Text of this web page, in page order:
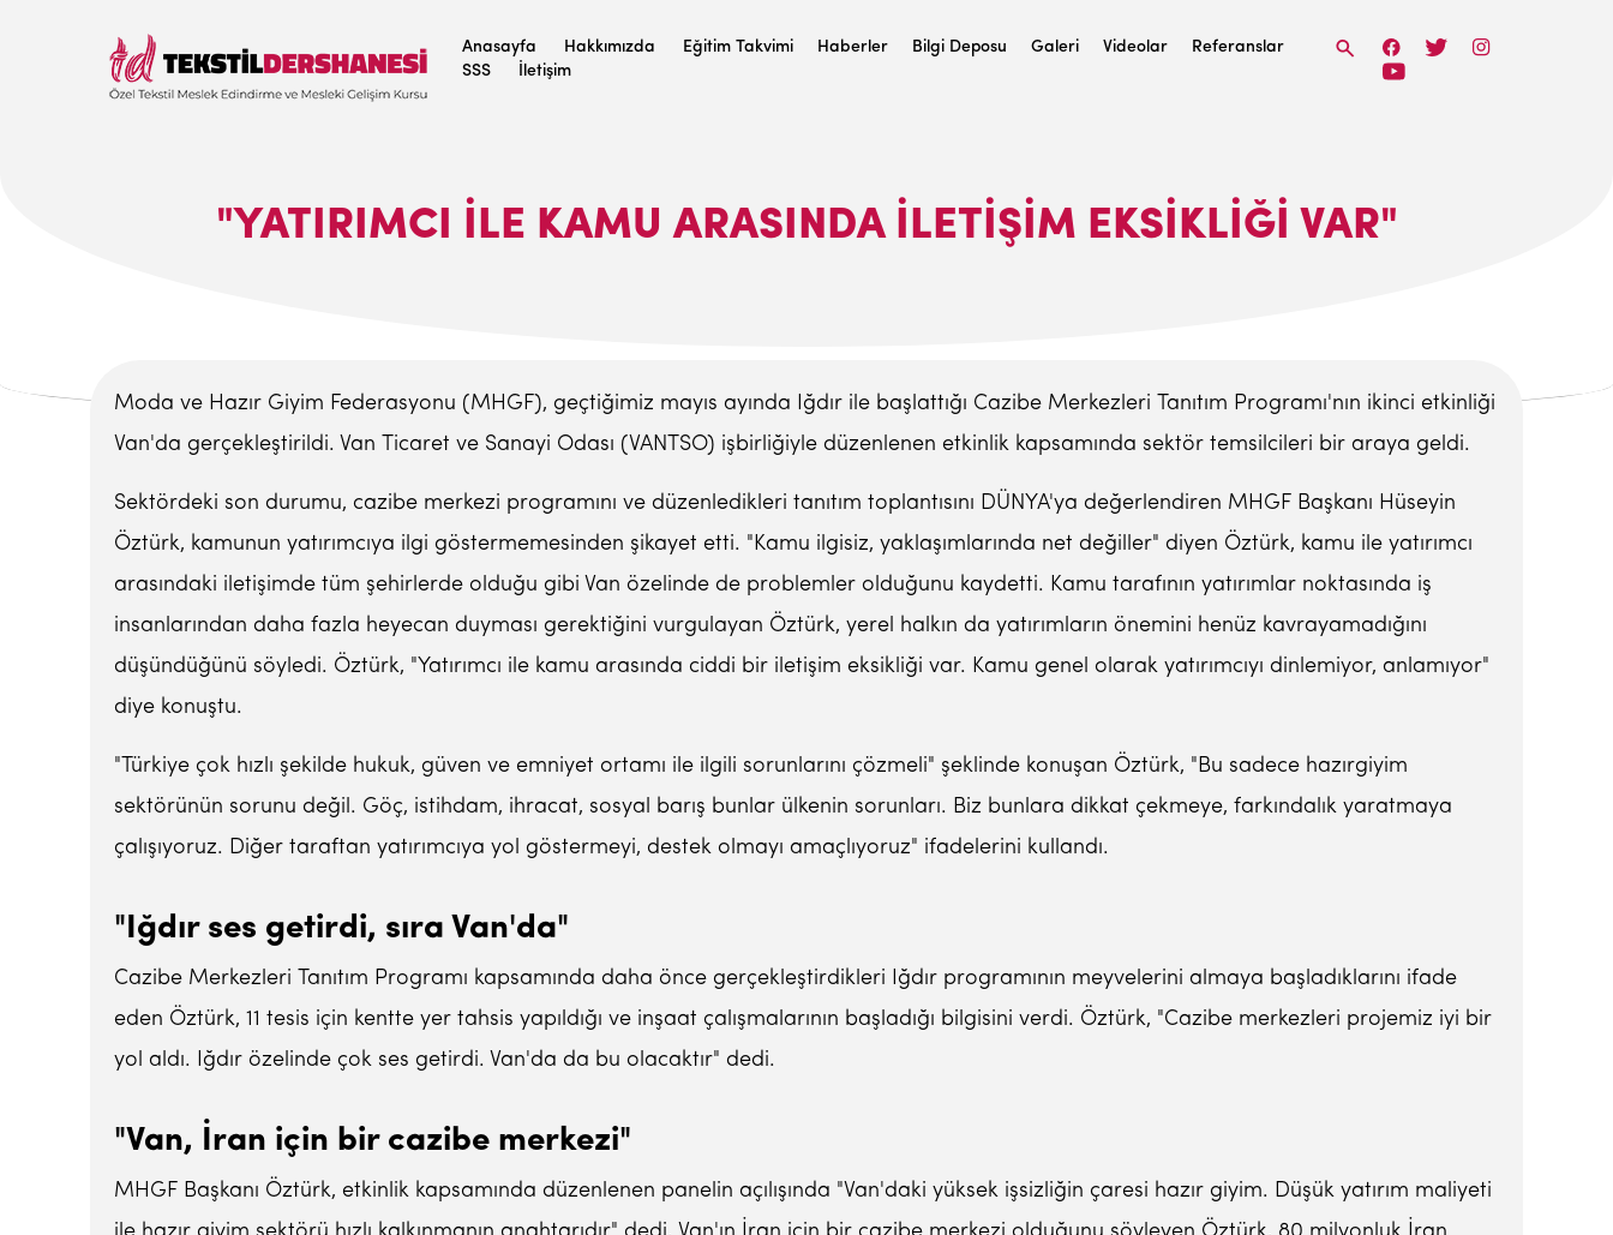
Anasayfa Hakkımızda Eğitim Takvimi Haberler Bilgi Deposu Galeri Videolar
Referanslar
SSS
İletişim
"YATIRIMCI ILE KAMU ARASINDA ILETIŞIM EKSIKLIĞI VAR"
Moda ve Hazır Giyim Federasyonu (MHGF), geçtiğimiz mayıs ayında Iğdır ile başlattığı Cazibe Merkezleri Tanıtım Programı'nın ikinci etkinliği
Van'da gerçekleştirildi. Van Ticaret ve Sanayi Odası (VANTSO) işbirliğiyle düzenlenen etkinlik kapsamında sektör temsilcileri bir araya geldi.
Sektördeki son durumu, cazibe merkezi programını ve düzenledikleri tanıtım toplantısını DÜNYA'ya değerlendiren MHGF Başkanı Hüseyin
Öztürk, kamunun yatırımcıya ilgi göstermemesinden şikayet etti. "Kamu ilgisiz, yaklaşımlarında net değiller" diyen Öztürk, kamu ile yatırımcı
arasındaki iletişimde tüm şehirlerde olduğu gibi Van özelinde de problemler olduğunu kaydetti. Kamu tarafının yatırımlar noktasında iş
insanlarından daha fazla heyecan duyması gerektiğini vurgulayan Öztürk, yerel halkın da yatırımların önemini henüz kavrayamadığını
düşündüğünü söyledi. Öztürk, "Yatırımcı ile kamu arasında ciddi bir iletişim eksikliği var. Kamu genel olarak yatırımcıyı dinlemiyor, anlamıyor"
diye konuştu.
"Türkiye çok hızlı şekilde hukuk, güven ve emniyet ortamı ile ilgili sorunlarını çözmeli" şeklinde konuşan Öztürk, "Bu sadece hazırgiyim
sektörünün sorunu değil. Göç, istihdam, ihracat, sosyal barış bunlar ülkenin sorunları. Biz bunlara dikkat çekmeye, farkındalık yaratmaya
çalışıyoruz. Diğer taraftan yatırımcıya yol göstermeyi, destek olmayı amaçlıyoruz" ifadelerini kullandı.
"Iğdır ses getirdi, sıra Van'da"
Cazibe Merkezleri Tanıtım Programı kapsamında daha önce gerçekleştirdikleri Iğdır programının meyvelerini almaya başladıklarını ifade
eden Öztürk, 11 tesis için kentte yer tahsis yapıldığı ve inşaat çalışmalarının başladığı bilgisini verdi. Öztürk, "Cazibe merkezleri projemiz iyi bir
yol aldı. Iğdır özelinde çok ses getirdi. Van'da da bu olacaktır" dedi.
"Van, İran için bir cazibe merkezi"
MHGF Başkanı Öztürk, etkinlik kapsamında düzenlenen panelin açılışında "Van'daki yüksek işsizliğin çaresi hazır giyim. Düşük yatırım maliyeti